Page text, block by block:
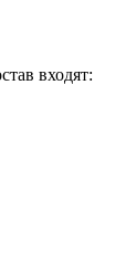
входят: